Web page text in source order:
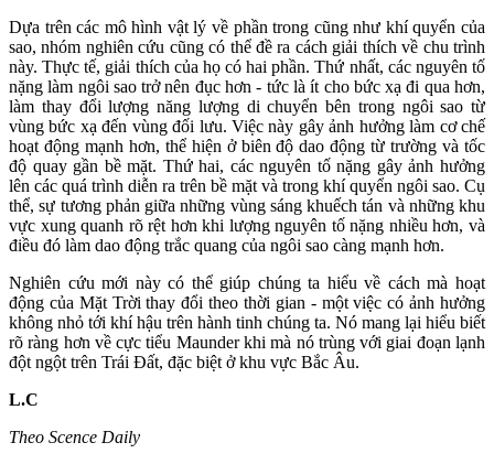
Dựa trên các mô hình vật lý về phần trong cũng như khí quyển của
sao, nhóm nghiên cứu cũng có thể đề ra cách giải thích về chu trình
này. Thực tế, giải thích của họ có hai phần. Thứ nhất, các nguyên tố
nặng làm ngôi sao trở nên đục hơn - tức là ít cho bức xạ đi qua hơn,
làm thay đổi lượng năng lượng di chuyển bên trong ngôi sao từ
vùng bức xạ đến vùng đối lưu. Việc này gây ảnh hưởng làm cơ chế
hoạt động mạnh hơn, thể hiện ở biên độ dao động từ trường và tốc
độ quay gần bề mặt. Thứ hai, các nguyên tố nặng gây ảnh hưởng
lên các quá trình diễn ra trên bề mặt và trong khí quyển ngôi sao. Cụ
thể, sự tương phản giữa những vùng sáng khuếch tán và những khu
vực xung quanh rõ rệt hơn khi lượng nguyên tố nặng nhiều hơn, và
điều đó làm dao động trắc quang của ngôi sao càng mạnh hơn.
Nghiên cứu mới này có thể giúp chúng ta hiểu về cách mà hoạt
động của Mặt Trời thay đổi theo thời gian - một việc có ảnh hưởng
không nhỏ tới khí hậu trên hành tinh chúng ta. Nó mang lại hiểu biết
rõ ràng hơn về cực tiểu Maunder khi mà nó trùng với giai đoạn lạnh
đột ngột trên Trái Đất, đặc biệt ở khu vực Bắc Âu.
L.C
Theo Scence Daily